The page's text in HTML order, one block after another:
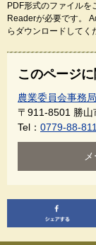
PDF形式のファイル
Readerが必要です。
らダウンロードしてく
このページ
農業委員会事務局
〒911-8501 勝山
Tel： 0779-88-